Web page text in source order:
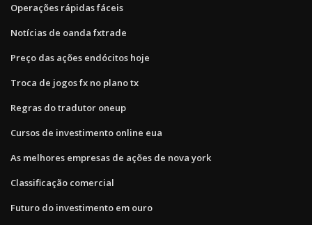
Operações rápidas fáceis
Notícias de oanda fxtrade
Preço das ações endócitos hoje
Troca de jogos fx no plano tx
Regras do tradutor oneup
Cursos de investimento online eua
As melhores empresas de ações de nova york
Classificação comercial
Futuro do investimento em ouro